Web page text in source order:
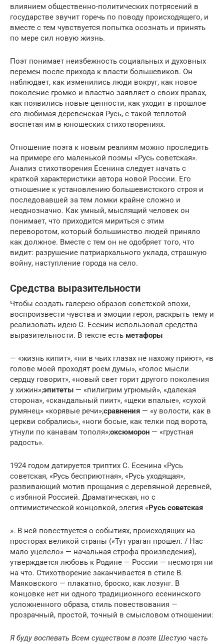
влиянием общественно-политических потрясений в
государстве звучит горечь по поводу происходящего, и
вместе с тем чувствуется попытка осознать и принять
по мере сил новую жизнь.
Поэт понимает неизбежность социальных и духовных
перемен после прихода к власти большевиков. Он
наблюдает, как изменились люди вокруг, как новое
поколение громко и властно заявляет о своих правах,
как появились новые ценности, как уходит в прошлое
его любимая деревенская Русь, с такой теплотой
воспетая им в юношеских стихотворениях.
Отношение поэта к новым реалиям можно проследить
на примере его маленькой поэмы «Русь советская».
Анализ стихотворения Есенина следует начать с
краткой характеристики автора новой России. Его
отношение к установлению большевистского строя и
последовавшей за тем ломки крайне сложно и
неоднозначно. Как умный, мыслящий человек он
понимает, что приходится мириться с этим
переворотом, который большинство людей приняло
как должное. Вместе с тем он не одобряет того, что
видит: разрушение патриархального уклада, страшную
войну, наступление города на село.
Средства выразительности
Чтобы создать галерею образов советской эпохи,
воспроизвести чувства и эмоции героя, раскрыть тему и
реализовать идею С. Есенин использовал средства
выразительности. В тексте есть метафоры
— «жизнь кипит», «ни в чьих глазах не нахожу приют», «в
голове моей проходят роем думы», «голос мысли
сердцу говорит», «новый свет горит другого поколения
у хижин»;эпитеты — «пилигрим угрюмый», «далекая
сторона», «скандальный пиит», «щеки впалые», «сухой
румянец» «корявые речи»;сравнения — «у волости, как в
церкви собрались», «ноги босые, как телки под ворота,
утнули по канавам тополя»;оксюморон — «грустная
радость».
1924 годом датируется триптих С. Есенина «Русь
советская, «Русь бесприютная», «Русь уходящая»,
развивающий мотив прощания с деревянной деревней,
с избяной Россией. Драматическая, но с
оптимистической концовкой, элегия «Русь советская
». В ней повествуется о событиях, происходящих на
просторах великой страны («Тут ураган прошел. / Нас
мало уцелело» — начальная строфа произведения),
утверждается любовь к Родине — России — несмотря ни
на что. Стихотворение заканчивается в стиле В.
Маяковского — плакатно, броско, как лозунг. В
концовке нет ни одного традиционного есенинского
усложненного образа, стиль повествования —
прозрачный, простой, точный в смысловом отношении:
Я буду воспевать Всем существом в поэте Шестую часть